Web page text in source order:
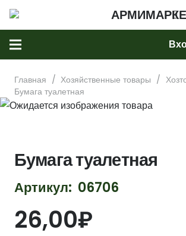
Главная / Хозяйственные товары /
Бумага туалетная
Бумага туалетная
Артикул: 06706
26,00₽